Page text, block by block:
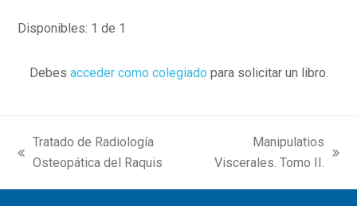
Disponibles: 1 de 1
Debes acceder como colegiado para solicitar un libro.
previous
Tratado de Radiología
Osteopática del Raquis
next
Manipulatios
Viscerales. Tomo II.